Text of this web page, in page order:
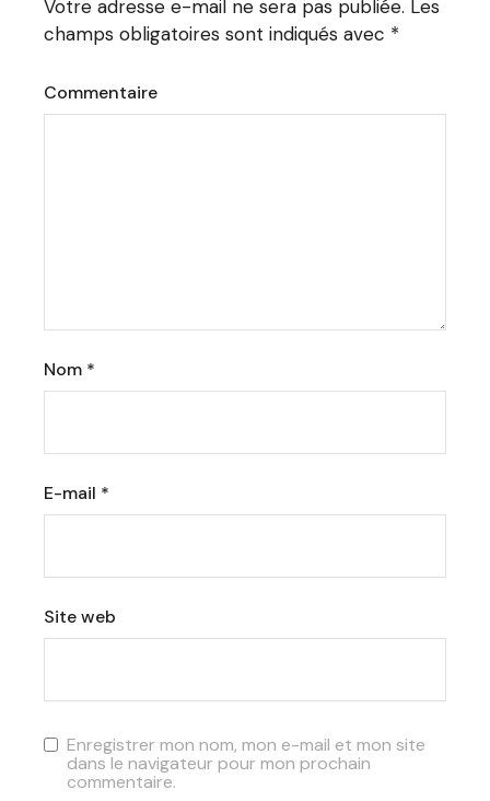
Votre adresse e-mail ne sera pas publiée. Les
champs obligatoires sont indiqués avec *
Commentaire
Nom *
E-mail *
Site web
Enregistrer mon nom, mon e-mail et mon site
dans le navigateur pour mon prochain
commentaire.